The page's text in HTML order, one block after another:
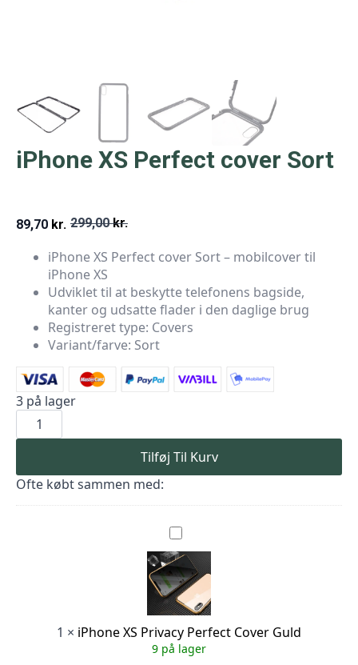
iPhone XS Perfect cover Sort
299,00kr.
Den
oprindelige
pris
var:
299,00 kr..
89,70 kr.
Den
aktuelle
pris
er:
89,70 kr..
iPhone XS Perfect cover Sort – mobilcover til
iPhone XS
Udviklet til at beskytte telefonens bagside,
kanter og udsatte flader i den daglige brug
Registreret type: Covers
Variant/farve: Sort
3 på lager
iPhone
Perfect
antal
Tilføj Til Kurv
Ofte købt sammen med:
iPhone
XS
Privacy
Perfect
Cover
Guld
1 × iPhone XS Privacy Perfect Cover Guld
9 på lager